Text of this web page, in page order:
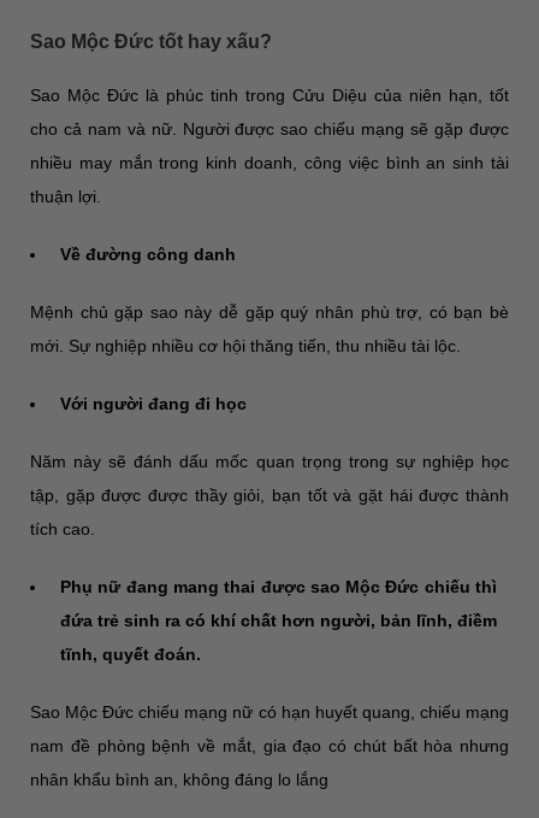
Sao Mộc Đức tốt hay xấu?
Sao Mộc Đức là phúc tinh trong Cửu Diệu của niên hạn, tốt
cho cả nam và nữ. Người được sao chiếu mạng sẽ gặp được
nhiều may mắn trong kinh doanh, công việc bình an sinh tài
thuận lợi.
Về đường công danh
Mệnh chủ gặp sao này dễ gặp quý nhân phù trợ, có bạn bè
mới. Sự nghiệp nhiều cơ hội thăng tiến, thu nhiều tài lộc.
Với người đang đi học
Năm này sẽ đánh dấu mốc quan trọng trong sự nghiệp học
tập, gặp được được thầy giỏi, bạn tốt và gặt hái được thành
tích cao.
Phụ nữ đang mang thai được sao Mộc Đức chiếu thì
đứa trẻ sinh ra có khí chất hơn người, bản lĩnh, điềm
tĩnh, quyết đoán.
Sao Mộc Đức chiếu mạng nữ có hạn huyết quang, chiếu mạng
nam đề phòng bệnh về mắt, gia đạo có chút bất hòa nhưng
nhân khẩu bình an, không đáng lo lắng